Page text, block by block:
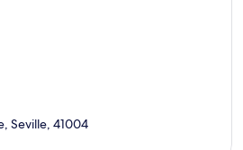
Seville, 41004